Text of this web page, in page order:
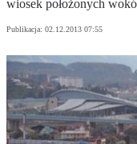
wiosek położonych
Publikacja: 02.12.2013 07:55